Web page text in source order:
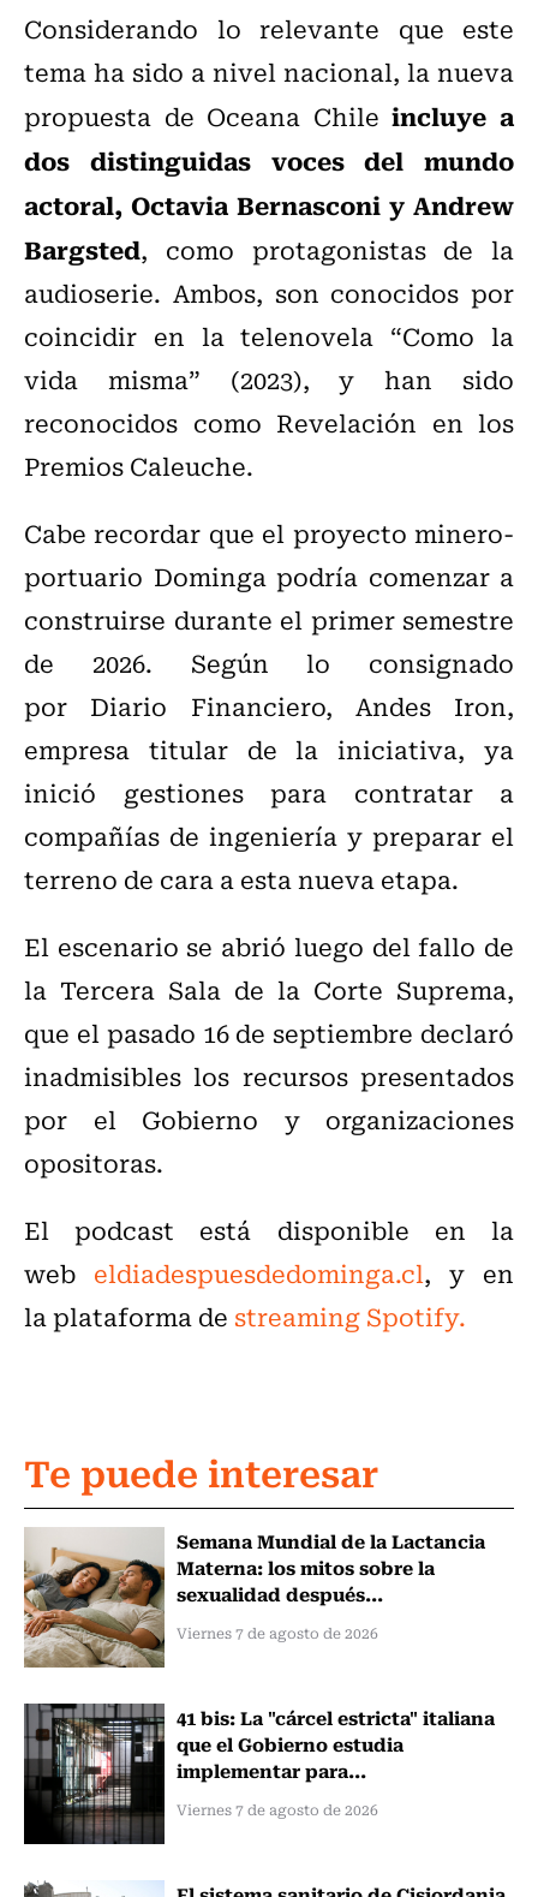
Considerando lo relevante que este
tema ha sido a nivel nacional, la nueva
propuesta de Oceana Chileincluye a
dos distinguidas voces del mundo
actoral, Octavia Bernasconi y Andrew
Bargsted, como protagonistas de la
audioserie. Ambos, son conocidos por
coincidir en la telenovela “Como la
vida misma” (2023), y han sido
reconocidos como Revelación en los
Premios Caleuche.
Cabe recordar que el proyecto minero-
portuario Dominga podría comenzar a
construirse durante el primer semestre
de 2026. Según lo consignado
por
Diario Financiero, Andes Iron,
empresa titular de la iniciativa, ya
inició gestiones para contratar a
compañías de ingeniería y preparar el
terreno de cara a esta nueva etapa.
El escenario se abrió luego del fallo de
la Tercera Sala de la Corte Suprema,
que el pasado 16 de septiembre declaró
inadmisibles los recursos presentados
por el Gobierno y organizaciones
opositoras.
El podcast está disponible en la
web eldiadespuesdedominga.cl, y en
la plataforma de streaming Spotify.
Te puede interesar
Semana Mundial de la Lactancia
Materna: los mitos sobre la
sexualidad después...
Viernes 7 de agosto de 2026
41 bis: La "cárcel estricta" italiana
que el Gobierno estudia
implementar para...
Viernes 7 de agosto de 2026